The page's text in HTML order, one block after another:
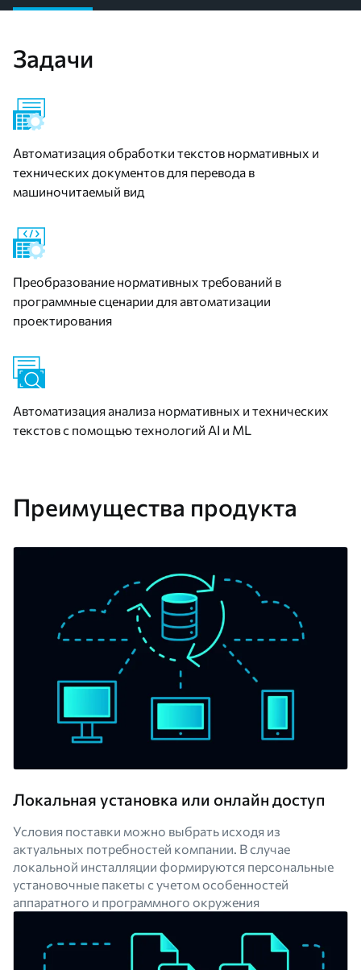
Задачи
Автоматизация обработки текстов нормативных и
технических документов для перевода в
машиночитаемый вид
Преобразование нормативных требований в
программные сценарии для автоматизации
проектирования
Автоматизация анализа нормативных и технических
текстов с помощью технологий AI и ML
Преимущества продукта
Локальная установка или онлайн доступ
Условия поставки можно выбрать исходя из
актуальных потребностей компании. В случае
локальной инсталляции формируются персональные
установочные пакеты с учетом особенностей
аппаратного и программного окружения